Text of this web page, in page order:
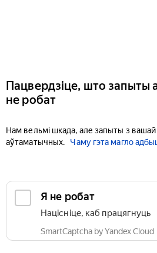
Пацвердзіце, што запыты
не робат
Нам вельмі шкада, але запыты з
аўтаматычных.
Чаму гэта магло
Я не робат
Націсніце, каб працягнуць
SmartCaptcha by Yandex Cloud